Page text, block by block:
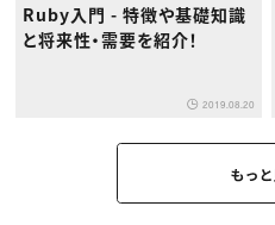
Ruby入門 - 特徴や基礎知識
と将来性・需要を紹介！
2019.08.20